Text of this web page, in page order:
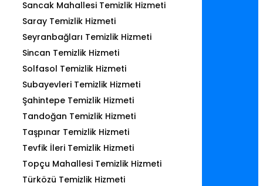
Sancak Mahallesi Temizlik Hizmeti
Saray Temizlik Hizmeti
Seyranbağları Temizlik Hizmeti
Sincan Temizlik Hizmeti
Solfasol Temizlik Hizmeti
Subayevleri Temizlik Hizmeti
Şahintepe Temizlik Hizmeti
Tandoğan Temizlik Hizmeti
Taşpınar Temizlik Hizmeti
Tevfik İleri Temizlik Hizmeti
Topçu Mahallesi Temizlik Hizmeti
Türközü Temizlik Hizmeti